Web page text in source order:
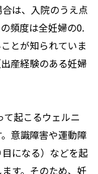
は、入院のうえ点
頻度は全妊婦の0.
とが知られていま
産経験のある妊婦
起こるウェルニ
意識障害や運動障
になる）などを起
す。そのため、妊